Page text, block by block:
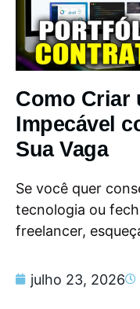
Como Criar
Impecável
Sua Vaga
Se você quer
tecnologia ou
freelancer,
julho 23, 2026